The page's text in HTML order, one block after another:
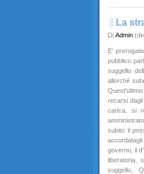
La
Di Admin
E'
pubblico
suggello
allorché
recarsi
carica, si
subito il
governo, il
liberatoria,
suggello,.